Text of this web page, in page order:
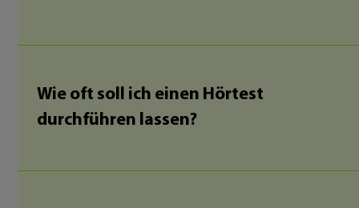
Wie oft soll ich einen Hörtest
durchführen lassen?